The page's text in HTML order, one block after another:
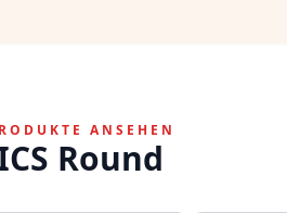
ANSEHEN
Round